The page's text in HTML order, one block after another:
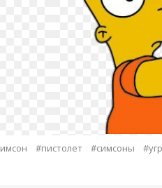
#пистолет #симсоны